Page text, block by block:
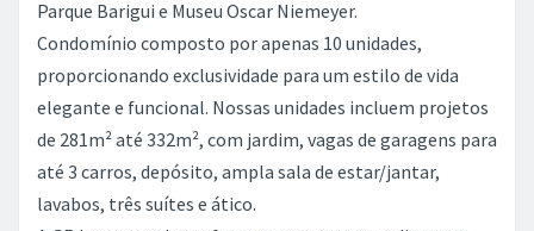
proporcionando exclusividade para um estilo de vida
elegante e funcional. Nossas unidades incluem projetos
de 281m² até 332m², com jardim, vagas de garagens para
até 3 carros, depósito, ampla sala de estar/jantar,
lavabos, três suítes e ático.
A GR Incorporadora oferece para o empreendimento
duas opções de acabamentos, consulte nossos